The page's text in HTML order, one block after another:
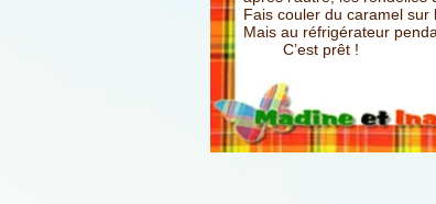
Fais couler du caramel sur
Mais au réfrigérateur
C’est prêt !